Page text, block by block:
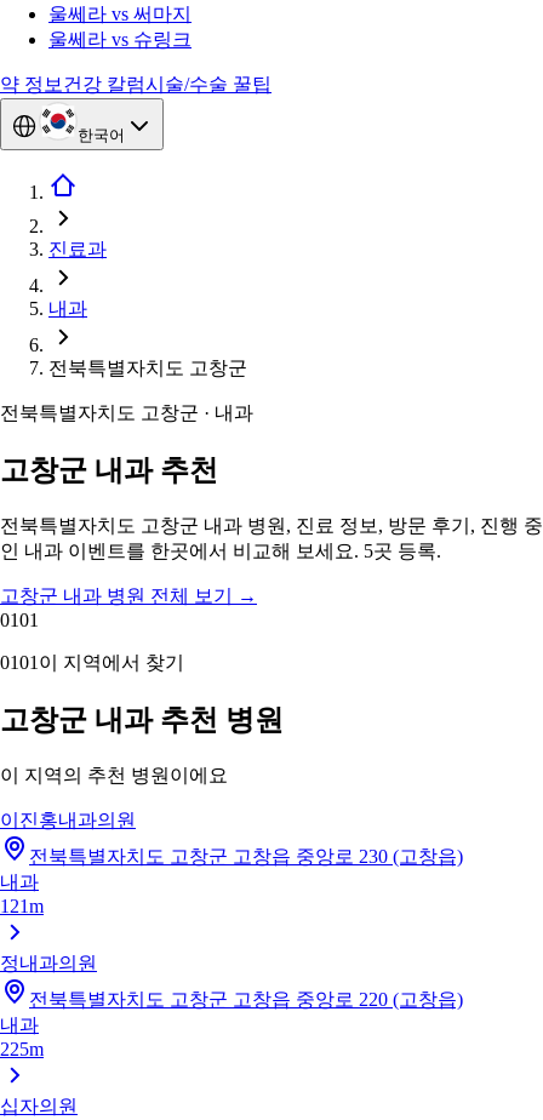
울쎄라 vs 써마지
울쎄라 vs 슈링크
약 정보 건강 칼럼시술/수술 꿀팁
한국어
진료과
내과
전북특별자치도 고창군
전북특별자치도 고창군 · 내과
고창군 내과 추천
전북특별자치도 고창군 내과 병원, 진료 정보, 방문 후기, 진행 중
인 내과 이벤트를 한곳에서 비교해 보세요. 5곳 등록.
고창군 내과 병원 전체 보기
→
0101
0101 이 지역에서 찾기
고창군 내과 추천 병원
이 지역의 추천 병원이에요
이진홍내과의원
전북특별자치도 고창군 고창읍 중앙로 230 (고창읍)
내과
121m
정내과의원
전북특별자치도 고창군 고창읍 중앙로 220 (고창읍)
내과
225m
십자의원